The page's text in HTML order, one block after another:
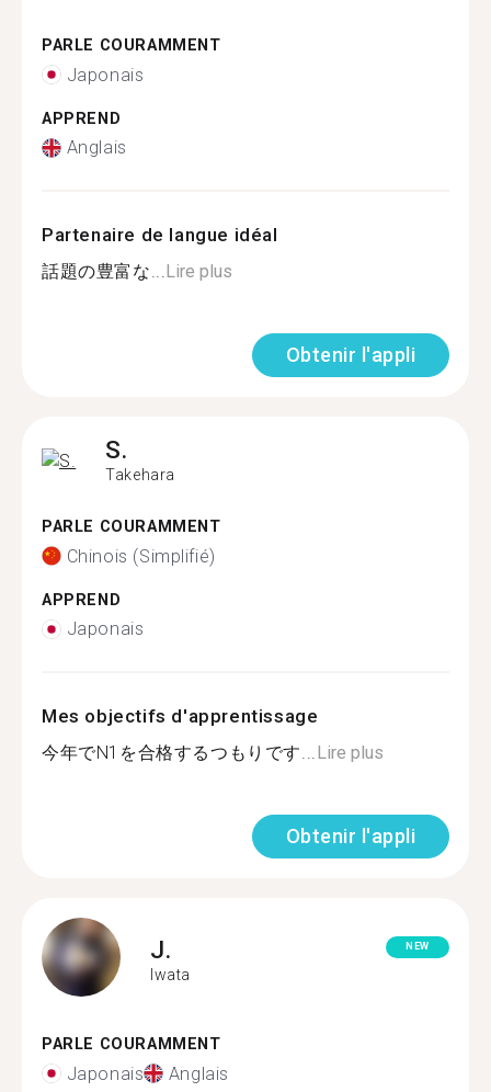
PARLE COURAMMENT
Japonais
APPREND
Anglais
Partenaire de langue idéal
話題の豊富な...Lire plus
Obtenir l'appli
S.
Takehara
PARLE COURAMMENT
Chinois (Simplifié)
APPREND
Japonais
Mes objectifs d'apprentissage
今年でN1を合格するつもりです...Lire plus
Obtenir l'appli
J.
Iwata
NEW
PARLE COURAMMENT
Japonais Anglais